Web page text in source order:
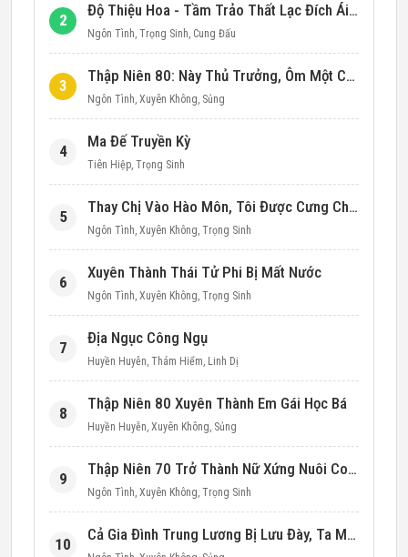
2
Độ Thiệu Hoa - Tầm Trảo Thất Lạc Đích Ái Tình
Ngôn Tình, Trọng Sinh, Cung Đấu
3
Thập Niên 80: Này Thủ Trưởng, Ôm Một Cái Đi!
Ngôn Tình, Xuyên Không, Sủng
4
Ma Đế Truyền Kỳ
Tiên Hiệp, Trọng Sinh
5
Thay Chị Vào Hào Môn, Tôi Được Cưng Chiều Hết Mực (Thập Niên 90)
Ngôn Tình, Xuyên Không, Trọng Sinh
6
Xuyên Thành Thái Tử Phi Bị Mất Nước
Ngôn Tình, Xuyên Không, Trọng Sinh
7
Địa Ngục Công Ngụ
Huyền Huyễn, Thám Hiểm, Linh Dị
8
Thập Niên 80 Xuyên Thành Em Gái Học Bá
Huyền Huyễn, Xuyên Không, Sủng
9
Thập Niên 70 Trở Thành Nữ Xứng Nuôi Con Làm Giàu
Ngôn Tình, Xuyên Không, Trọng Sinh
10
Cả Gia Đình Trung Lương Bị Lưu Đày, Ta Mang Không Gian Cứu Cả Nhà